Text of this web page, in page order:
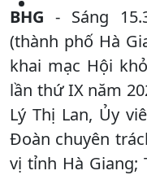
BHG - Sáng
(thành phố Hà
khai mạc Hội
lần thứ IX năm
Lý Thị Lan, Ủy
Đoàn chuyên
vị tỉnh Hà Giang;